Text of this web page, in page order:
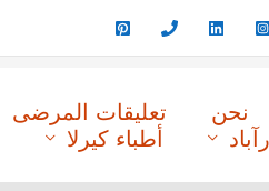
نحن تعليقات المرضى
أطباء كيرلا